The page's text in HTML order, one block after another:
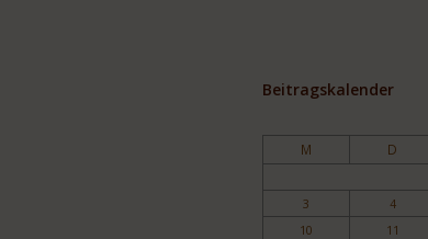
Beitragskalender
M D
3
4
10
11